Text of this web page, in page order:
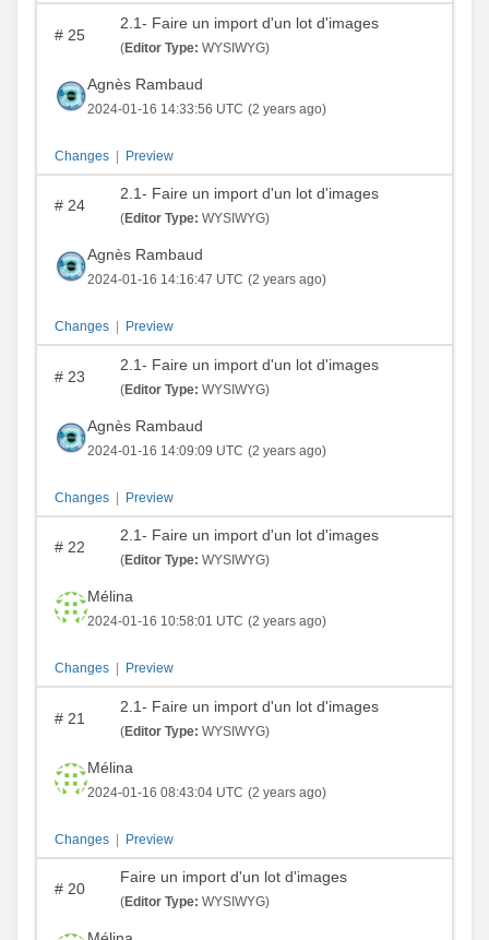
#25
2.1- Faire un import d'un lot d'images
(Editor Type: WYSIWYG)
Agnès Rambaud
2024-01-16 14:33:56 UTC (2 years ago)
Changes Preview
#24
2.1- Faire un import d'un lot d'images
(Editor Type: WYSIWYG)
Agnès Rambaud
2024-01-16 14:16:47 UTC (2 years ago)
Changes Preview
#23
2.1- Faire un import d'un lot d'images
(Editor Type: WYSIWYG)
Agnès Rambaud
2024-01-16 14:09:09 UTC (2 years ago)
Changes Preview
#22
2.1- Faire un import d'un lot d'images
(Editor Type: WYSIWYG)
Mélina
2024-01-16 10:58:01 UTC (2 years ago)
Changes Preview
#21
2.1- Faire un import d'un lot d'images
(Editor Type: WYSIWYG)
Mélina
2024-01-16 08:43:04 UTC (2 years ago)
Changes Preview
#20
Faire un import d'un lot d'images
(Editor Type: WYSIWYG)